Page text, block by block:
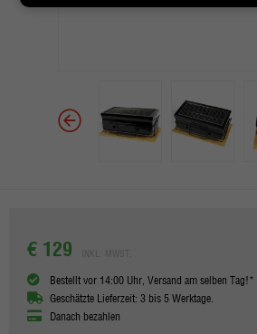
€ 129
Bestellt vor 14:00 Uhr, Versand am selben Tag!*
Geschätzte Lieferzeit: 3 bis 5 Werktage.
Danach bezahlen